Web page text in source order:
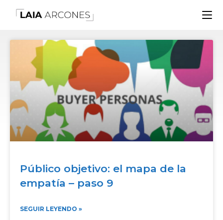
Público objetivo: el mapa de la
empatía – paso 9
SEGUIR LEYENDO »